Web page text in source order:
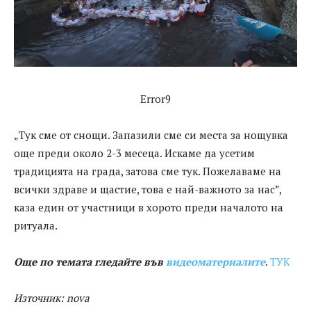
Error9
„Тук сме от снощи. Запазили сме си места за нощувка
още преди около 2-3 месеца. Искаме да усетим
традицията на града, затова сме тук. Пожелаваме на
всички здраве и щастие, това е най-важното за нас”,
каза един от участници в хорото преди началото на
ритуала.
Още по темата гледайте във видеоматериалите. ТУК
Източник: nova